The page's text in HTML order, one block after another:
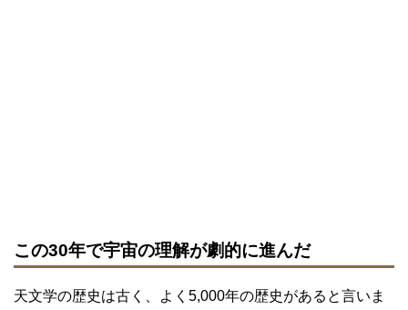
この30年で宇宙の理解が劇的に進んだ
天文学の歴史は古く、よく5,000年の歴史があると言いま